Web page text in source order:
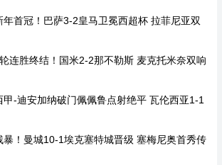
首冠！巴萨3-2皇马卫冕西超杯 拉菲尼亚双
连胜终结！国米2-2那不勒斯 麦克托米奈双响
-迪安加纳破门佩佩鲁点射绝平 瓦伦西亚1-1
！曼城10-1埃克塞特城晋级 塞梅尼奥首秀传